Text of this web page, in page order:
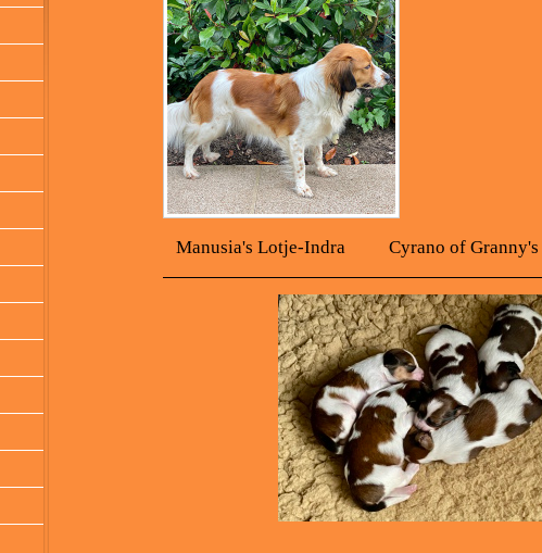
Manusia's Lotje-Indra Cyrano of Granny's